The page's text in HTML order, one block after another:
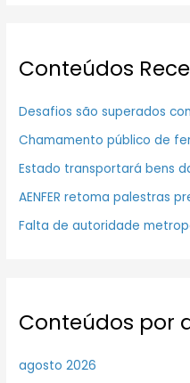
Conteúdos
Desafios são superados
Chamamento público de
Estado transportará bens
AENFER retoma palestras
Falta de autoridade
Conteúdos por
agosto 2026